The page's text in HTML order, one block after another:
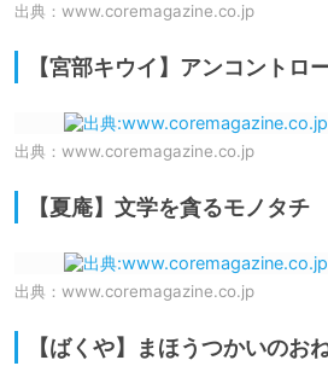
出典： www.coremagazine.co.jp
【宮部キウイ】アンコントロ
出典： www.coremagazine.co.jp
【夏庵】文学を貪るモノタチ
出典： www.coremagazine.co.jp
【ばくや】まほうつかいのお